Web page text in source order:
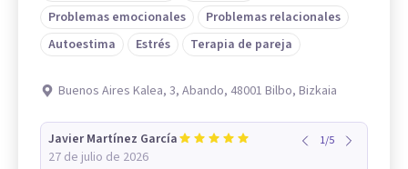
Problemas emocionales
Problemas relacionales
Autoestima
Estrés Terapia de pareja
Buenos Aires Kalea, 3, Abando, 48001 Bilbo, Bizkaia
Javier Martínez García
27 de julio de 2026
1/5